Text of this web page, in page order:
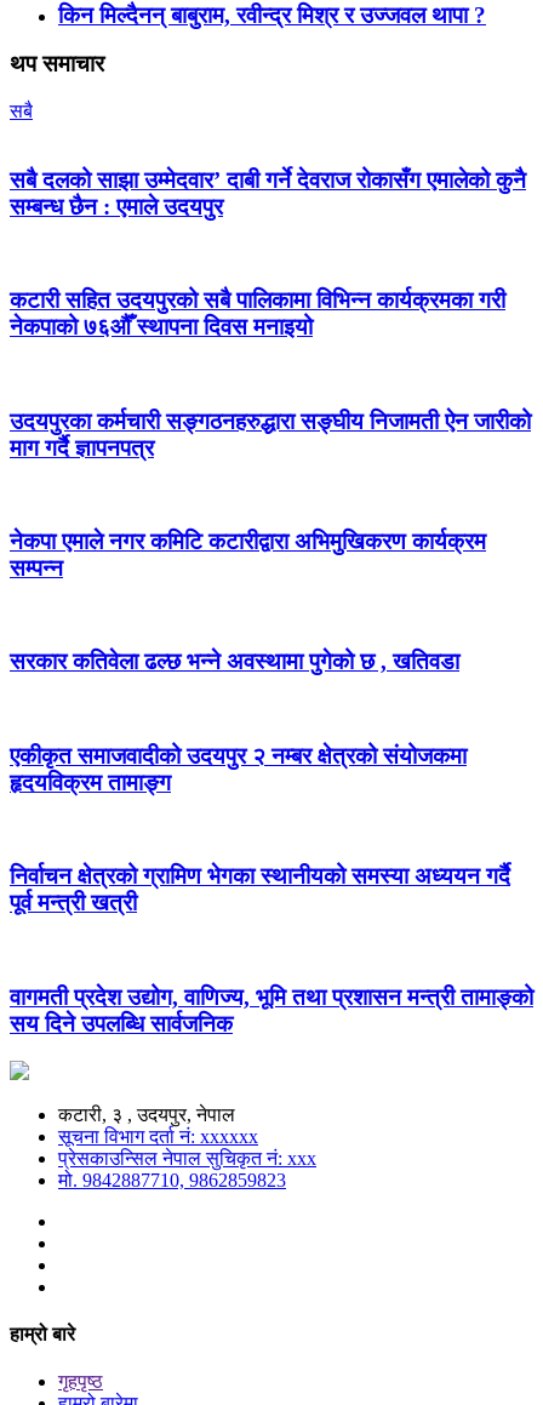
किन मिल्दैनन् बाबुराम, रवीन्द्र मिश्र र उज्जवल थापा ?
थप समाचार
सबै
सबै दलको साझा उम्मेदवार’ दाबी गर्ने देवराज रोकासँग एमालेको कुनै
सम्बन्ध छैन : एमाले उदयपुर
कटारी सहित उदयपुरको सबै पालिकामा विभिन्न कार्यक्रमका गरी
नेकपाको ७६औँ स्थापना दिवस मनाइयो
उदयपुरका कर्मचारी सङ्गठनहरुद्धारा सङ्घीय निजामती ऐन जारीको
माग गर्दै ज्ञापनपत्र
नेकपा एमाले नगर कमिटि कटारीद्वारा अभिमुखिकरण कार्यक्रम
सम्पन्न
सरकार कतिवेला ढल्छ भन्ने अवस्थामा पुगेको छ , खतिवडा
एकीकृत समाजवादीको उदयपुर २ नम्बर क्षेत्रको संयोजकमा
हृदयविक्रम तामाङ्ग
निर्वाचन क्षेत्रको ग्रामिण भेगका स्थानीयको समस्या अध्ययन गर्दै
पूर्व मन्त्री खत्री
वागमती प्रदेश उद्योग, वाणिज्य, भूमि तथा प्रशासन मन्त्री तामाङ्को
सय दिने उपलब्धि सार्वजनिक
कटारी, ३ , उदयपुर, नेपाल
सूचना विभाग दर्ता नं: xxxxxx
प्रेसकाउन्सिल नेपाल सुचिकृत नं: xxx
मो. 9842887710, 9862859823
हाम्रो बारे
गृहपृष्ठ